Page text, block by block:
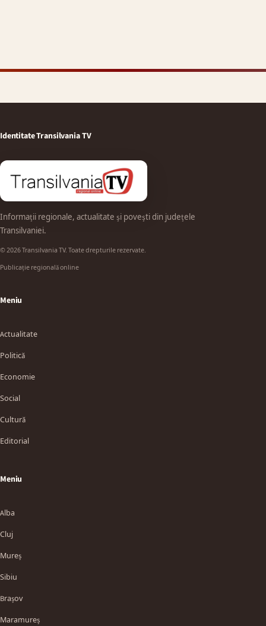
Identitate Transilvania TV
Informații regionale, actualitate și povești din județele
Transilvaniei.
© 2026 Transilvania TV. Toate drepturile rezervate.
Publicație regională online
Meniu
Actualitate
Politică
Economie
Social
Cultură
Editorial
Meniu
Alba
Cluj
Mureș
Sibiu
Brașov
Maramureș